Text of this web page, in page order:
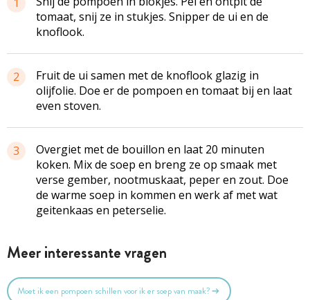
tomaat, snij ze in stukjes. Snipper de ui en de
knoflook.
2
Fruit de ui samen met de knoflook glazig in
olijfolie. Doe er de pompoen en tomaat bij en laat
even stoven.
3
Overgiet met de bouillon en laat 20 minuten
koken. Mix de soep en breng ze op smaak met
verse gember, nootmuskaat, peper en zout. Doe
de warme soep in kommen en werk af met wat
geitenkaas en peterselie.
Meer interessante vragen
Moet ik een pompoen schillen voor ik er soep van maak?